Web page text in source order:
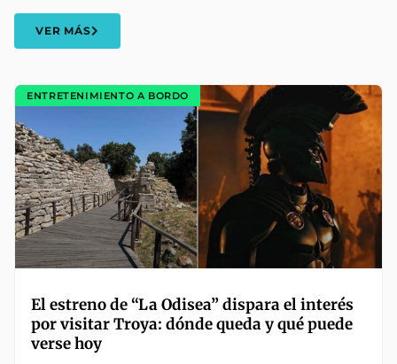
VER MÁS
ENTRETENIMIENTO A BORDO
El estreno de “La Odisea” dispara el interés
por visitar Troya: dónde queda y qué puede
verse hoy